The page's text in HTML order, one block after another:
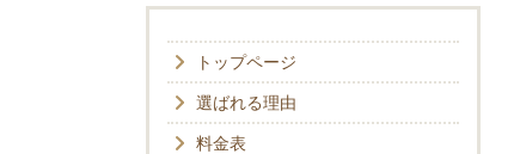
トップページ
選ばれる理由
料金表